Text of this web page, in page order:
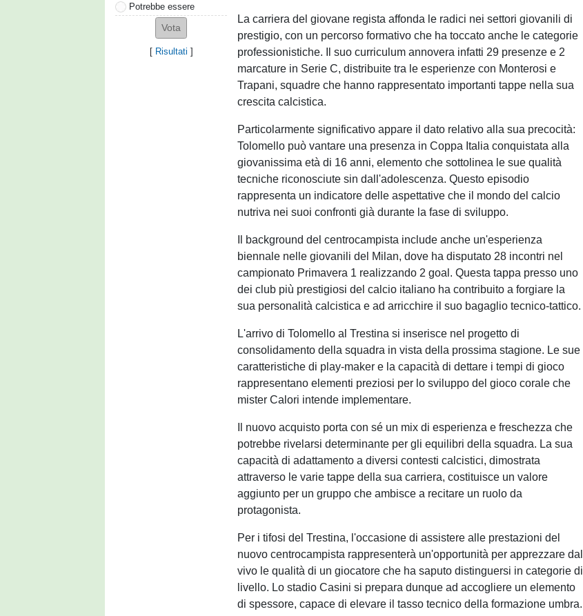
Potrebbe essere
[ Risultati ]
La carriera del giovane regista affonda le radici nei settori giovanili di
prestigio, con un percorso formativo che ha toccato anche le categorie
professionistiche. Il suo curriculum annovera infatti 29 presenze e 2
marcature in Serie C, distribuite tra le esperienze con Monterosi e
Trapani, squadre che hanno rappresentato importanti tappe nella sua
crescita calcistica.
Particolarmente significativo appare il dato relativo alla sua precocità:
Tolomello può vantare una presenza in Coppa Italia conquistata alla
giovanissima età di 16 anni, elemento che sottolinea le sue qualità
tecniche riconosciute sin dall'adolescenza. Questo episodio
rappresenta un indicatore delle aspettative che il mondo del calcio
nutriva nei suoi confronti già durante la fase di sviluppo.
Il background del centrocampista include anche un'esperienza
biennale nelle giovanili del Milan, dove ha disputato 28 incontri nel
campionato Primavera 1 realizzando 2 goal. Questa tappa presso uno
dei club più prestigiosi del calcio italiano ha contribuito a forgiare la
sua personalità calcistica e ad arricchire il suo bagaglio tecnico-tattico.
L'arrivo di Tolomello al Trestina si inserisce nel progetto di
consolidamento della squadra in vista della prossima stagione. Le sue
caratteristiche di play-maker e la capacità di dettare i tempi di gioco
rappresentano elementi preziosi per lo sviluppo del gioco corale che
mister Calori intende implementare.
Il nuovo acquisto porta con sé un mix di esperienza e freschezza che
potrebbe rivelarsi determinante per gli equilibri della squadra. La sua
capacità di adattamento a diversi contesti calcistici, dimostrata
attraverso le varie tappe della sua carriera, costituisce un valore
aggiunto per un gruppo che ambisce a recitare un ruolo da
protagonista.
Per i tifosi del Trestina, l'occasione di assistere alle prestazioni del
nuovo centrocampista rappresenterà un'opportunità per apprezzare dal
vivo le qualità di un giocatore che ha saputo distinguersi in categorie di
livello. Lo stadio Casini si prepara dunque ad accogliere un elemento
di spessore, capace di elevare il tasso tecnico della formazione umbra.